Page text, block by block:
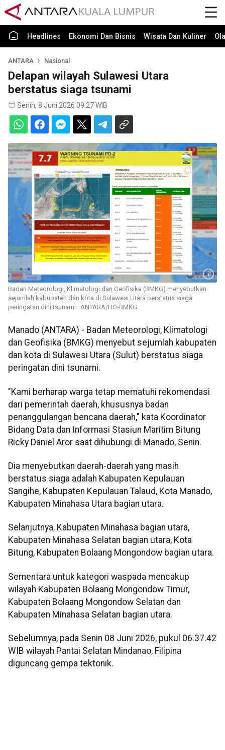
Headlines Ekonomi Dan Bisnis Wisata Dan Kuliner
ANTARA Nasional
Delapan wilayah Sulawesi Utara
berstatus siaga tsunami
Senin, 8 Juni 2026 09:27 WIB
Badan Meteorologi, Klimatologi dan Geofisika (BMKG) menyebutkan
sejumlah kabupaten dan kota di Sulawesi Utara berstatus siaga
peringatan dini tsunami . ANTARA/HO-BMKG
Manado (ANTARA) - Badan Meteorologi, Klimatologi
dan Geofisika (BMKG) menyebut sejumlah kabupaten
dan kota di Sulawesi Utara (Sulut) berstatus siaga
peringatan dini tsunami.
"Kami berharap warga tetap mematuhi rekomendasi
dari pemerintah daerah, khususnya badan
penanggulangan bencana daerah," kata Koordinator
Bidang Data dan Informasi Stasiun Maritim Bitung
Ricky Daniel Aror saat dihubungi di Manado, Senin.
Dia menyebutkan daerah-daerah yang masih
berstatus siaga adalah Kabupaten Kepulauan
Sangihe, Kabupaten Kepulauan Talaud, Kota Manado,
Kabupaten Minahasa Utara bagian utara.
Selanjutnya, Kabupaten Minahasa bagian utara,
Kabupaten Minahasa Selatan bagian utara, Kota
Bitung, Kabupaten Bolaang Mongondow bagian utara.
Sementara untuk kategori waspada mencakup
wilayah Kabupaten Bolaang Mongondow Timur,
Kabupaten Bolaang Mongondow Selatan dan
Kabupaten Minahasa Selatan bagian utara.
Sebelumnya, pada Senin 08 Juni 2026, pukul 06.37.42
WIB wilayah Pantai Selatan Mindanao, Filipina
diguncang gempa tektonik.